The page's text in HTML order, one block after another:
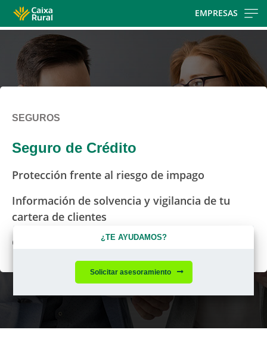
EMPRESAS
SEGUROS
Seguro de Crédito
Protección frente al riesgo de impago
Información de solvencia y vigilancia de tu
cartera de clientes
Cobertura nacional o internacional
¿TE AYUDAMOS?
Solicitar asesoramiento